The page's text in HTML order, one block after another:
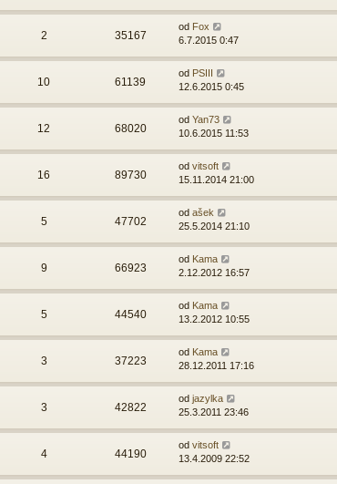
2 35167
od Fox
6.7.2015 0:47
10 61139
od PSIII
12.6.2015 0:45
12 68020
od Yan73
10.6.2015 11:53
16 89730
od vitsoft
15.11.2014 21:00
5 47702
od ašek
25.5.2014 21:10
9 66923
od Kama
2.12.2012 16:57
5 44540
od Kama
13.2.2012 10:55
3 37223
od Kama
28.12.2011 17:16
3 42822
od jazylka
25.3.2011 23:46
4 44190
od vitsoft
13.4.2009 22:52